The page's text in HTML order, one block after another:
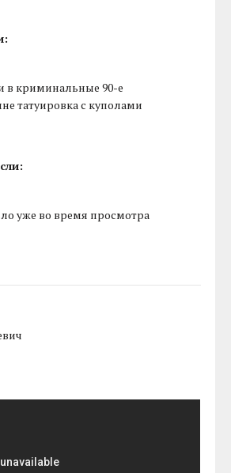
в криминальные 90-е
татуировка с куполами
уже во время просмотра